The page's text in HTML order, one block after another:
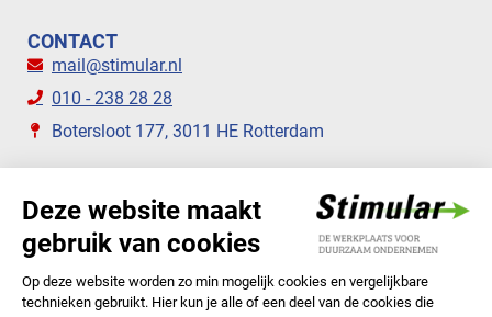
CONTACT
mail@stimular.nl
010 - 238 28 28
Botersloot 177, 3011 HE Rotterdam
STIMULAR NIEUWSBRIEVEN
ABONNEER NU